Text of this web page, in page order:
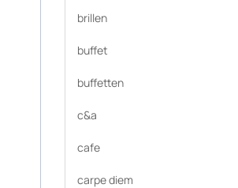
brillen
buffet
buffetten
c&a
cafe
carpe diem